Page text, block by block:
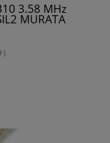
3.58 MHz
MURATA
)